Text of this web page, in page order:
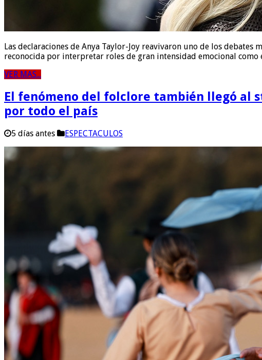
Las declaraciones de Anya Taylor-Joy reavivaron uno de los
reconocida por interpretar roles de gran intensidad emocional
VER MAS...
El fenómeno del folclore también llegó al
por todo el país
5 días antes ESPECTACULOS